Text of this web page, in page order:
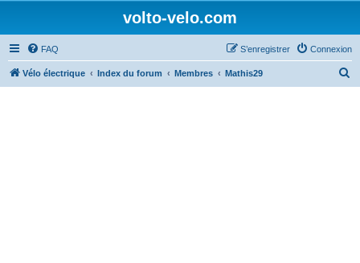
volto-velo.com
FAQ Connexion
S’enregistrer
Vélo électrique Index du forum Membres Mathis29